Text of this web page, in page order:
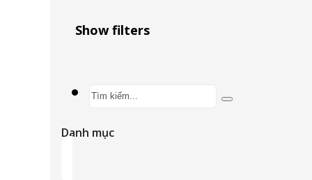
Show filters
Search
Danh mục